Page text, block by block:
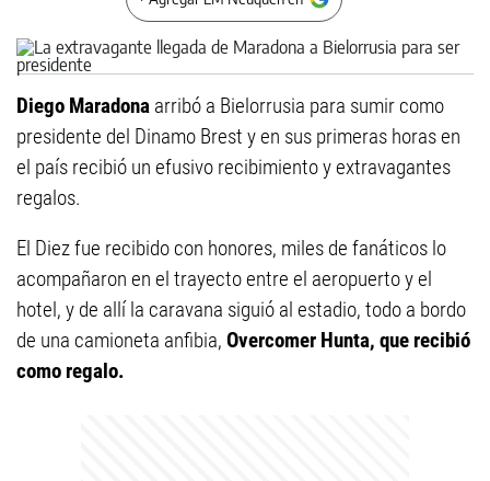
Diego Maradona arribó a Bielorrusia para sumir como
presidente del Dinamo Brest y en sus primeras horas en
el país recibió un efusivo recibimiento y extravagantes
regalos.
El Diez fue recibido con honores, miles de fanáticos lo
acompañaron en el trayecto entre el aeropuerto y el
hotel, y de allí la caravana siguió al estadio, todo a bordo
de una camioneta anfibia, Overcomer Hunta, que recibió
como regalo.